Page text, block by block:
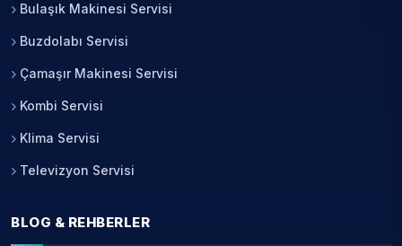
Bulaşık Makinesi Servisi
Buzdolabı Servisi
Çamaşır Makinesi Servisi
Kombi Servisi
Klima Servisi
Televizyon Servisi
BLOG & REHBERLER